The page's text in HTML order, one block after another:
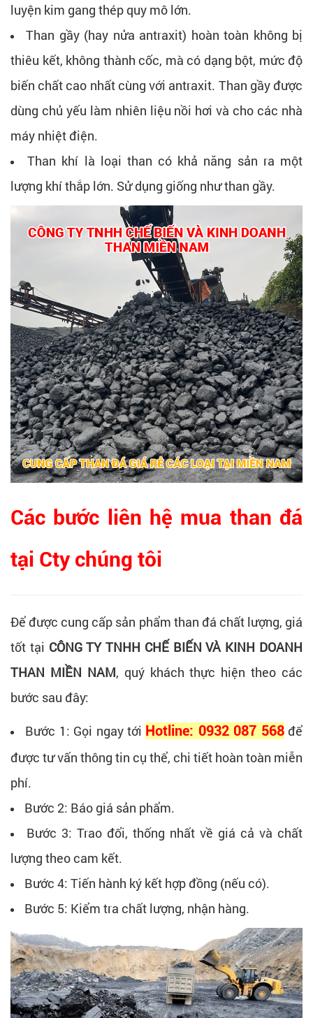
luyện kim gang thép quy mô lớn.
Than gầy (hay nửa antraxit) hoàn toàn không bị
thiêu kết, không thành cốc, mà có dạng bột, mức độ
biến chất cao nhất cùng với antraxit. Than gầy được
dùng chủ yếu làm nhiên liệu nồi hơi và cho các nhà
máy nhiệt điện.
Than khí là loại than có khả năng sản ra một
lượng khí thắp lớn. Sử dụng giống như than gầy.
Các bước liên hệ mua than đá
tại Cty chúng tôi
Để được cung cấp sản phẩm than đá chất lượng, giá
tốt tại CÔNG TY TNHH CHẾ BIẾN VÀ KINH DOANH
THAN MIỀN NAM, quý khách thực hiện theo các
bước sau đây:
Bước 1: Gọi ngay tới Hotline: 0932 087 568để
được tư vấn thông tin cụ thể, chi tiết hoàn toàn miễn
phí.
Bước 2: Báo giá sản phẩm.
Bước 3: Trao đổi, thống nhất về giá cả và chất
lượng theo cam kết.
Bước 4: Tiến hành ký kết hợp đồng (nếu có).
Bước 5: Kiểm tra chất lượng, nhận hàng.